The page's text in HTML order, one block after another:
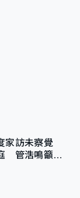
家訪未察覺
管浩鳴籲加